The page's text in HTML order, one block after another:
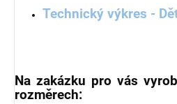
Technický výkres -
Na zakázku pro vás
rozměrech: